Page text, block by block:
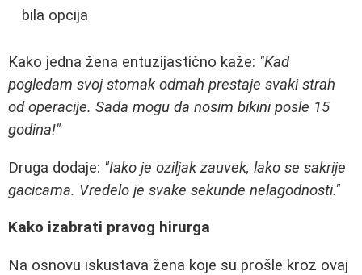
bila opcija
Kako jedna žena entuzijastično kaže: "Kad
pogledam svoj stomak odmah prestaje svaki strah
od operacije. Sada mogu da nosim bikini posle 15
godina!"
Druga dodaje: "Iako je oziljak zauvek, lako se sakrije
gacicama. Vredelo je svake sekunde nelagodnosti."
Kako izabrati pravog hirurga
Na osnovu iskustava žena koje su prošle kroz ovaj